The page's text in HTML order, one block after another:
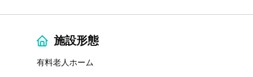
施設形態
有料老人ホーム